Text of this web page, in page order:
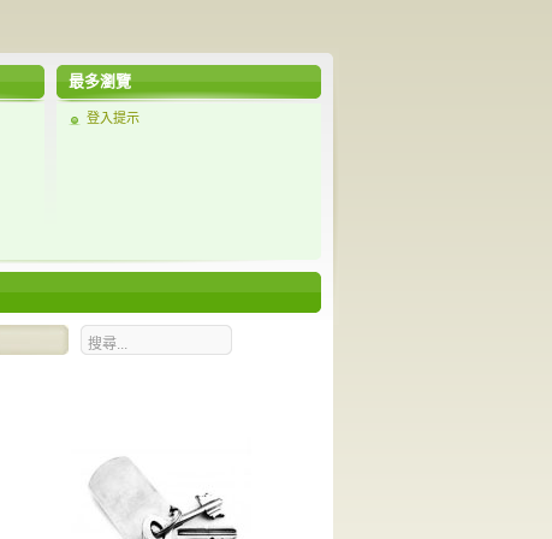
最多瀏覽
登入提示